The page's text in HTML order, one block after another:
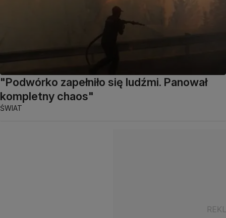
"Podwórko zapełniło się ludźmi. Panował
kompletny chaos"
ŚWIAT